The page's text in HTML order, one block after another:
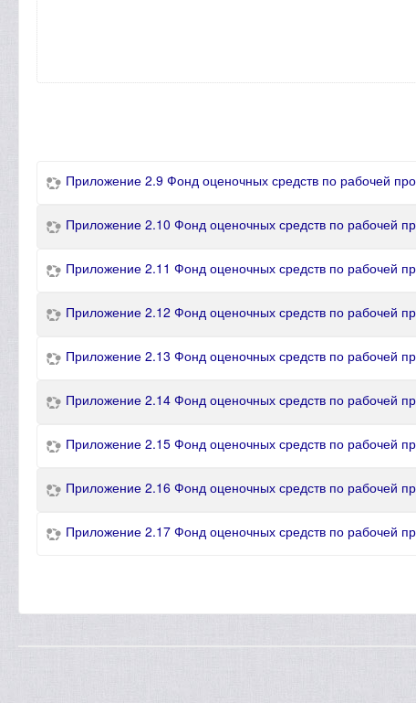
Приложение 2.9 Фонд оценочных средств по рабочей
Приложение 2.10 Фонд оценочных средств по рабочей
Приложение 2.11 Фонд оценочных средств по рабочей
Приложение 2.12 Фонд оценочных средств по рабочей
Приложение 2.13 Фонд оценочных средств по рабочей
Приложение 2.14 Фонд оценочных средств по рабочей
Приложение 2.15 Фонд оценочных средств по рабочей
Приложение 2.16 Фонд оценочных средств по рабочей
Приложение 2.17 Фонд оценочных средств по рабочей